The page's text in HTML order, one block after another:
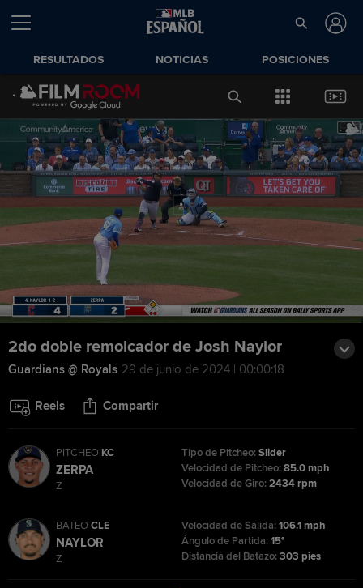
RESULTADOS NOTICIAS POSICIONES
2do doble remolcador de Josh Naylor
Guardians @ Royals 29 de junio de 2024 | 00:00:18
Reels Compartir
PITCHEO KC
ZERPA
Z
Tipo de Pitcheo:Slider
Velocidad de Pitcheo:85.0 mph
Velocidad de Giro:2434 rpm
BATEO CLE
NAYLOR
Z
Velocidad de Salida:106.1 mph
Ángulo de Partida:15°
Distancia del Batazo:303 pies